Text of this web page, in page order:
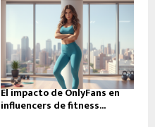
El impacto de OnlyFans en
influencers de fitness...